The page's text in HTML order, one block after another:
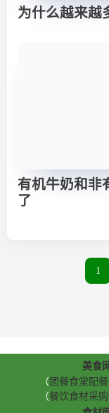
为什么越来越
有机牛奶和非
了
1
美食
（ 团餐食堂配餐
（餐饮食材采购